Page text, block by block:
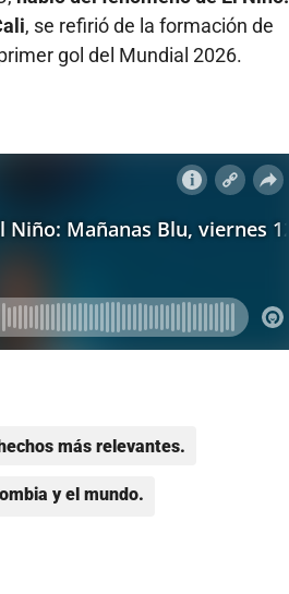
, se refirió de la formación de
gol del Mundial 2026.
más relevantes.
y el mundo.